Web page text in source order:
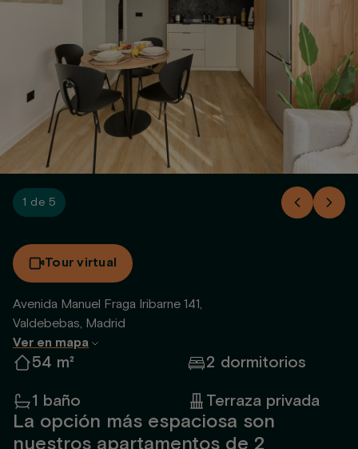
1 de 5
Tour virtual
Avenida Manuel Fraga Iribarne 141,
Valdebebas, Madrid
Ver en mapa
54 m²
2 dormitorios
1 baño
Terraza privada
La opción más espaciosa son
nuestros apartamentos de 2